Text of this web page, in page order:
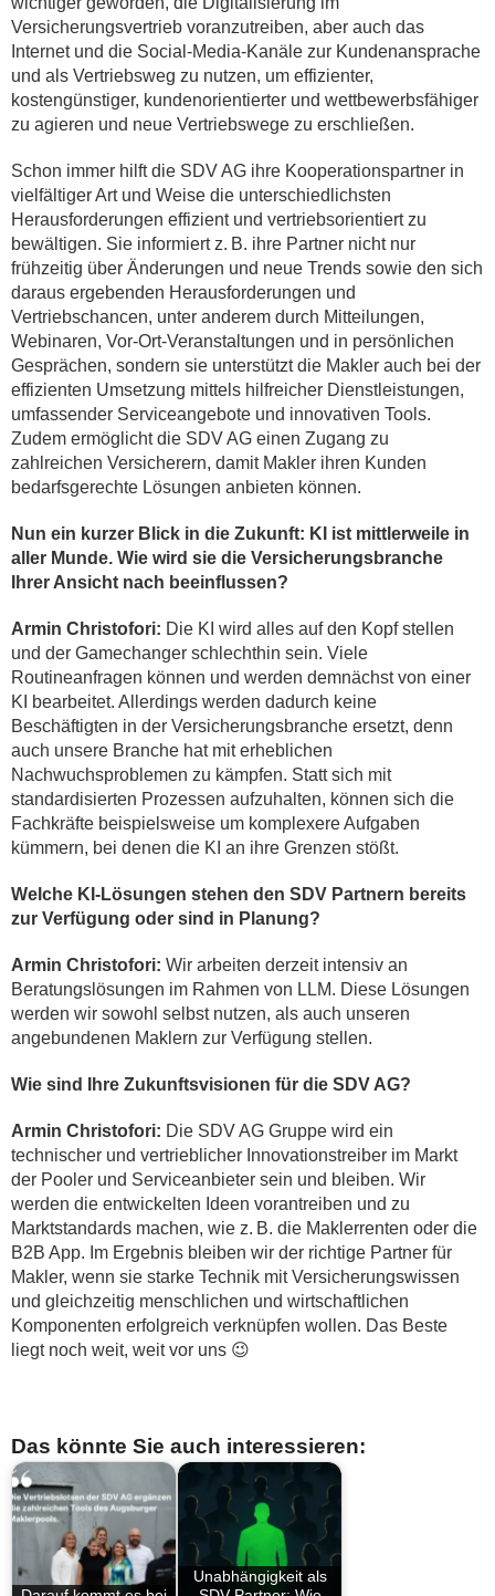
Versicherungsvertrieb voranzutreiben, aber auch das
Internet und die Social-Media-Kanäle zur Kundenansprache
und als Vertriebsweg zu nutzen, um effizienter,
kostengünstiger, kundenorientierter und wettbewerbsfähiger
zu agieren und neue Vertriebswege zu erschließen.
Schon immer hilft die SDV AG ihre Kooperationspartner in
vielfältiger Art und Weise die unterschiedlichsten
Herausforderungen effizient und vertriebsorientiert zu
bewältigen. Sie informiert z. B. ihre Partner nicht nur
frühzeitig über Änderungen und neue Trends sowie den sich
daraus ergebenden Herausforderungen und
Vertriebschancen, unter anderem durch Mitteilungen,
Webinaren, Vor-Ort-Veranstaltungen und in persönlichen
Gesprächen, sondern sie unterstützt die Makler auch bei der
effizienten Umsetzung mittels hilfreicher Dienstleistungen,
umfassender Serviceangebote und innovativen Tools.
Zudem ermöglicht die SDV AG einen Zugang zu
zahlreichen Versicherern, damit Makler ihren Kunden
bedarfsgerechte Lösungen anbieten können.
Nun ein kurzer Blick in die Zukunft: KI ist mittlerweile in
aller Munde. Wie wird sie die Versicherungsbranche
Ihrer Ansicht nach beeinflussen?
Armin Christofori: Die KI wird alles auf den Kopf stellen
und der Gamechanger schlechthin sein. Viele
Routineanfragen können und werden demnächst von einer
KI bearbeitet. Allerdings werden dadurch keine
Beschäftigten in der Versicherungsbranche ersetzt, denn
auch unsere Branche hat mit erheblichen
Nachwuchsproblemen zu kämpfen. Statt sich mit
standardisierten Prozessen aufzuhalten, können sich die
Fachkräfte beispielsweise um komplexere Aufgaben
kümmern, bei denen die KI an ihre Grenzen stößt.
Welche KI-Lösungen stehen den SDV Partnern bereits
zur Verfügung oder sind in Planung?
Armin Christofori: Wir arbeiten derzeit intensiv an
Beratungslösungen im Rahmen von LLM. Diese Lösungen
werden wir sowohl selbst nutzen, als auch unseren
angebundenen Maklern zur Verfügung stellen.
Wie sind Ihre Zukunftsvisionen für die SDV AG?
Armin Christofori: Die SDV AG Gruppe wird ein
technischer und vertrieblicher Innovationstreiber im Markt
der Pooler und Serviceanbieter sein und bleiben. Wir
werden die entwickelten Ideen vorantreiben und zu
Marktstandards machen, wie z. B. die Maklerrenten oder die
B2B App. Im Ergebnis bleiben wir der richtige Partner für
Makler, wenn sie starke Technik mit Versicherungswissen
und gleichzeitig menschlichen und wirtschaftlichen
Komponenten erfolgreich verknüpfen wollen. Das Beste
liegt noch weit, weit vor uns 😉
Das könnte Sie auch interessieren:
Unabhängigkeit als